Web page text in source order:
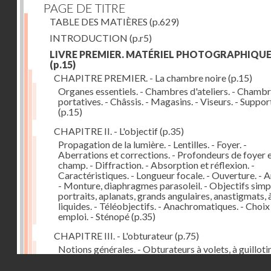
PAGE DE TITRE
TABLE DES MATIÈRES (p.629)
INTRODUCTION (p.r5)
LIVRE PREMIER. MATÉRIEL PHOTOGRAPHIQUE
(p.15)
CHAPITRE PREMIER. - La chambre noire(p.15)
Organes essentiels. - Chambres d'ateliers. -
portatives. - Châssis. - Magasins. - Viseurs. -
(p.15)
CHAPITRE II. - L'objectif(p.35)
Propagation de la lumière. - Lentilles. - Foyer. -
Aberrations et corrections. - Profondeurs de foyer
champ. - Diffraction. - Absorption et réflexion. -
Caractéristiques. - Longueur focale. - Ouverture. -
- Monture, diaphragmes parasoleil. - Objectifs
portraits, aplanats, grands angulaires, anastigmats,
liquides. - Téléobjectifs. - Anachromatiques. -
emploi. - Sténopé(p.35)
CHAPITRE III. - L'obturateur(p.75)
Notions générales. - Obturateurs à volets, à